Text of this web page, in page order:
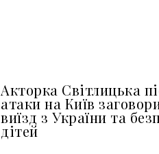
Акторка Світлицька
атаки на Київ
виїзд з України та
дітей